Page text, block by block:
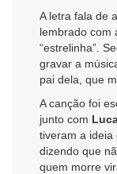
A letra fala de
lembrado com
“estrelinha”.
gravar a
pai dela, que
A canção foi
junto com
tiveram a ideia
dizendo que
quem morre